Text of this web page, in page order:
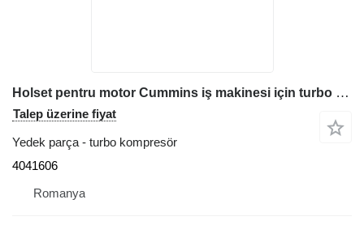
Holset pentru motor Cummins iş makinesi için turbo 4041606 turbo kompresör
Talep üzerine fiyat
Yedek parça - turbo kompresör
4041606
Romanya